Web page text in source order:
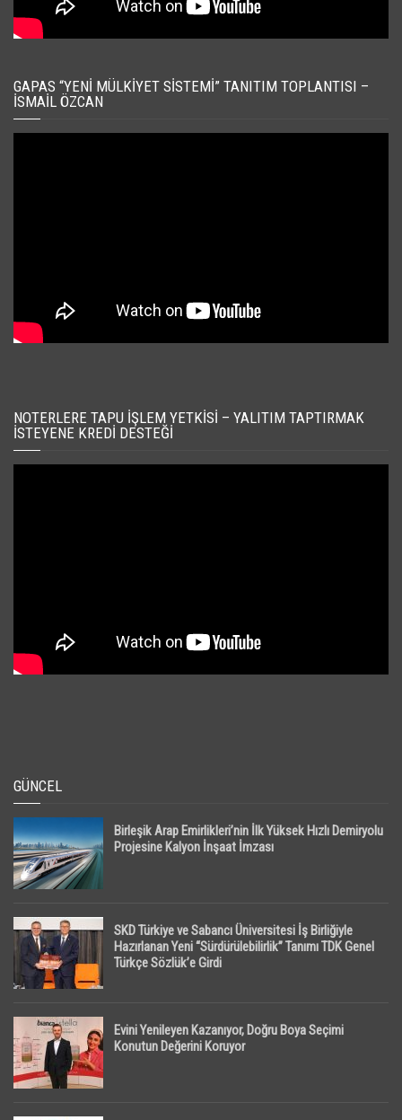
GAPAS “YENI MÜLKIYET SISTEMI” TANITIM TOPLANTISI –
İSMAIL ÖZCAN
NOTERLERE TAPU İŞLEM YETKISI – YALITIM TAPTIRMAK
İSTEYENE KREDI DESTEĞI
GÜNCEL
Birleşik Arap Emirlikleri’nin İlk Yüksek Hızlı Demiryolu
Projesine Kalyon İnşaat İmzası
SKD Türkiye ve Sabancı Üniversitesi İş Birliğiyle
Hazırlanan Yeni “Sürdürülebilirlik” Tanımı TDK Genel
Türkçe Sözlük’e Girdi
Evini Yenileyen Kazanıyor, Doğru Boya Seçimi
Konutun Değerini Koruyor